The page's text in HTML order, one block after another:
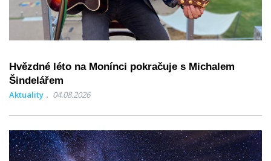
Hvězdné léto na Monínci pokračuje s Michalem
Šindelářem
Aktuality 04.08.2026